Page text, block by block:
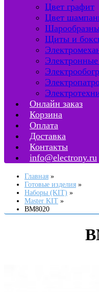
Цвет графит
Цвет
Щиты и
Онлайн заказ
Корзина
Оплата
Доставка
Контакты
info@electrony.ru
Главная
Готовые изделия
Наборы (KIT)
Master KIT
BM8020